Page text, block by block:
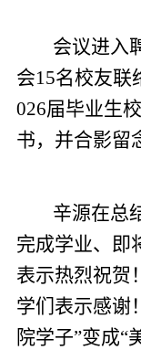
会议进入
会15名校友联
026届毕业生
书，并合影留
辛源在总
完成学业、即
表示热烈祝贺
学们表示感谢
院学子”变成“